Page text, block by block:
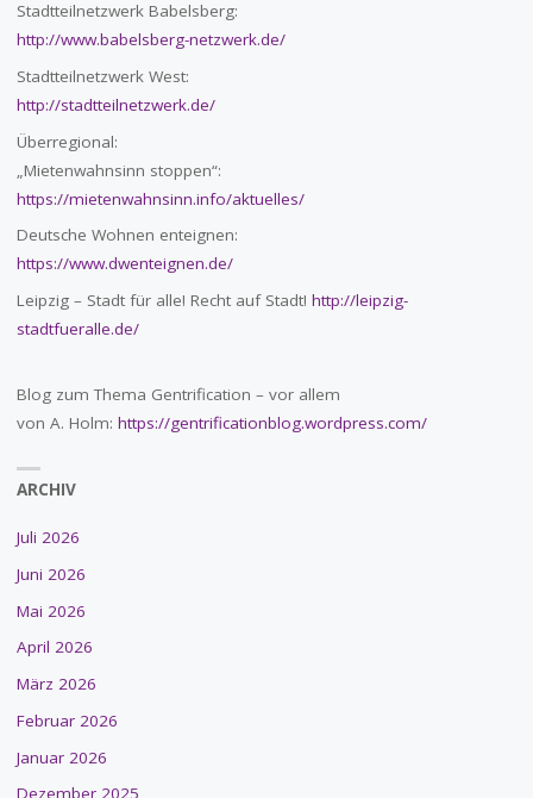
Stadtteilnetzwerk Babelsberg:
http://www.babelsberg-netzwerk.de/
Stadtteilnetzwerk West:
http://stadtteilnetzwerk.de/
Überregional:
„Mietenwahnsinn stoppen“:
https://mietenwahnsinn.info/aktuelles/
Deutsche Wohnen enteignen:
https://www.dwenteignen.de/
Leipzig – Stadt für alle! Recht auf Stadt! http://leipzig-
stadtfueralle.de/
Blog zum Thema Gentrification – vor allem
von A. Holm: https://gentrificationblog.wordpress.com/
ARCHIV
Juli 2026
Juni 2026
Mai 2026
April 2026
März 2026
Februar 2026
Januar 2026
Dezember 2025